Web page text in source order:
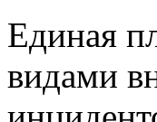
Единая
видами